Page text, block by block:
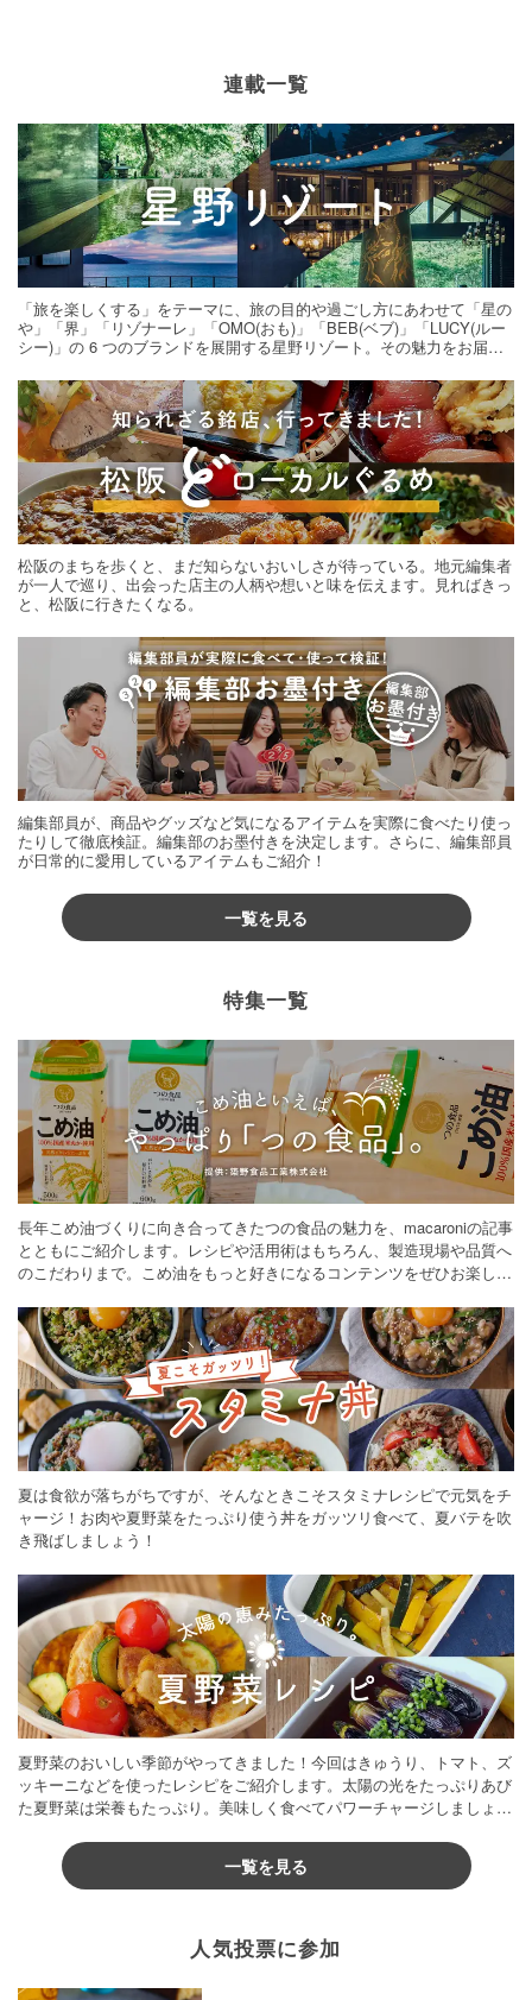
有塩バター お菓子・スイーツ
お菓子・スイーツ×シナモン お菓子・スイーツ×パイ
お菓子・スイーツ×ピーナッツ
お菓子・スイーツ×さくらんぼ
お菓子・スイーツ×こしあん お菓子・スイーツ×黒ごま
お菓子・スイーツ×バレンタインレシピ
お菓子・スイーツ
お菓子・スイーツ×ピスタチオ
お菓子・スイーツ× ごま
お菓子・スイーツ×おからパウダー
お菓子・スイーツ×薄力粉
お菓子・スイーツ×アレンジレシピ
お菓子・スイーツ×チーズ
お菓子・スイーツ × パイナップル
お菓子・スイーツ×もち米
お菓子・スイーツ×ココナッツ
お菓子・スイーツ×とうもろこし
お菓子・スイーツ×オレンジ お菓子・スイーツ×梅
お菓子・スイーツ×デーツ
お菓子・スイーツ× トースターレシピ
お菓子・スイーツ× 黒豆
お菓子・スイーツ×たこ焼き器レシピ
お菓子・スイーツ
あずき お菓子・スイーツ
つぶあん
冷凍ブルーベリー
お菓子・スイーツ×マンゴー
お菓子・スイーツ×パイシート
お菓子・スイーツ×再現レシピ お菓子・スイーツ×米
お菓子・スイーツ×フランス料理
お菓子・スイーツ×栗甘露煮
お菓子・スイーツ×マスカット
お菓子・スイーツ× ライスペーパー
お菓子・スイーツ×世界の料理
お菓子・スイーツ×ココアパウダー
お菓子・スイーツ×玉ねぎ お菓子・スイーツ×ピザ
お菓子・スイーツ×ピーナッツバター
お菓子・スイーツ×重曹 お菓子・スイーツ×パン
お菓子・スイーツ× ラズベリー
お菓子・スイーツ
お菓子・スイーツ×時短レシピ
お菓子・スイーツ× パスタ
お菓子・スイーツ×パン・シリアル
お菓子・スイーツ×てんさい糖
お菓子・スイーツ×スパイス・香辛料
お菓子・スイーツ×飴 お菓子・スイーツ×炊飯器レシピ
お菓子・スイーツ×カスタードクリーム
お菓子・スイーツ×さくらんぼ・チェリー
お菓子・スイーツ×チョコチップ
お菓子・スイーツ
メープルシロップ
ワンパン・フライパンレシピ
お菓子・スイーツ×ココナッツオイル
連載一覧
「旅を楽しくする」をテーマに、旅の目的や過ごし方にあわせて「星の
や」「界」「リゾナーレ」「OMO(おも)」「BEB(ベブ)」「LUCY(ルー
シー)」の 6 つのブランドを展開する星野リゾート。その魅力をお届け
松阪のまちを歩くと、まだ知らないおいしさが待っている。地元編集者
が一人で巡り、出会った店主の人柄や想いと味を伝えます。見ればきっ
と、松阪に行きたくなる。
編集部員が、商品やグッズなど気になるアイテムを実際に食べたり使っ
たりして徹底検証。編集部のお墨付きを決定します。さらに、編集部員
が日常的に愛用しているアイテムもご紹介！
一覧を見る
特集一覧
長年こめ油づくりに向き合ってきたつの食品の魅力を、macaroniの記事
とともにご紹介します。レシピや活用術はもちろん、製造現場や品質へ
のこだわりまで。こめ油をもっと好きになるコンテンツをぜひお楽しみ
夏は食欲が落ちがちですが、そんなときこそスタミナレシピで元気をチ
ャージ！お肉や夏野菜をたっぷり使う丼をガッツリ食べて、夏バテを吹
き飛ばしましょう！
夏野菜のおいしい季節がやってきました！今回はきゅうり、トマト、ズ
ッキーニなどを使ったレシピをご紹介します。太陽の光をたっぷりあび
た夏野菜は栄養もたっぷり。美味しく食べてパワーチャージしましょう
一覧を見る
人気投票に参加